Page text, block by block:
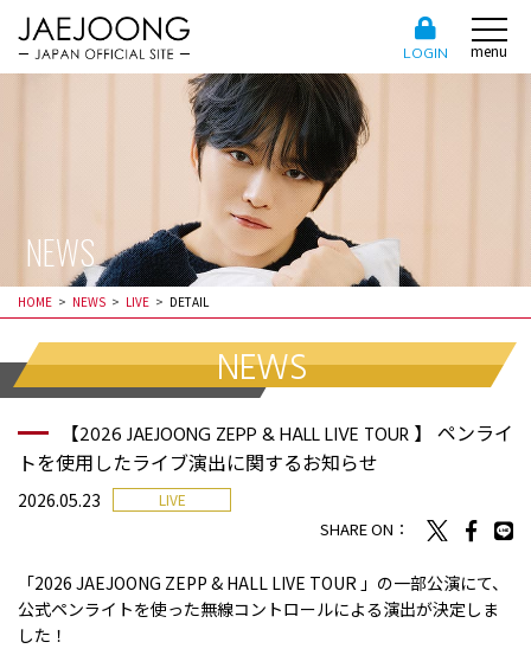
LOGIN menu
NEWS
HOME NEWS LIVE DETAIL
NEWS
【2026 JAEJOONG ZEPP & HALL LIVE TOUR 】 ペンライ
トを使用したライブ演出に関するお知らせ
2026.05.23 LIVE
SHARE ON：
「2026 JAEJOONG ZEPP & HALL LIVE TOUR 」の一部公演にて、
公式ペンライトを使った無線コントロールによる演出が決定しま
した！